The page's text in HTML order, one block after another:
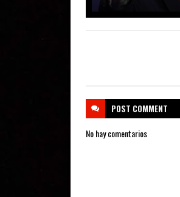
POST COMMENT
No hay comentarios